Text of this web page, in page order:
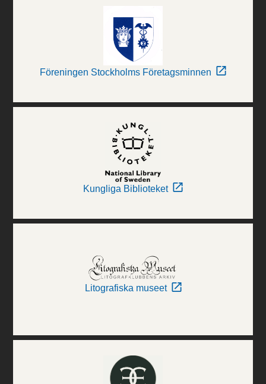
Föreningen Stockholms Företagsminnen
Kungliga Biblioteket
Litografiska museet